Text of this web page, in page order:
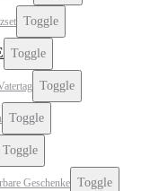
Toggle
Toggle
Toggle
Toggle
Toggle
Geschenke Toggle